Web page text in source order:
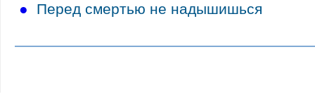
●
Перед смертью не надышишься